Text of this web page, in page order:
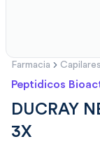
Farmacia Capilares
Peptidicos
DUCRAY
3X